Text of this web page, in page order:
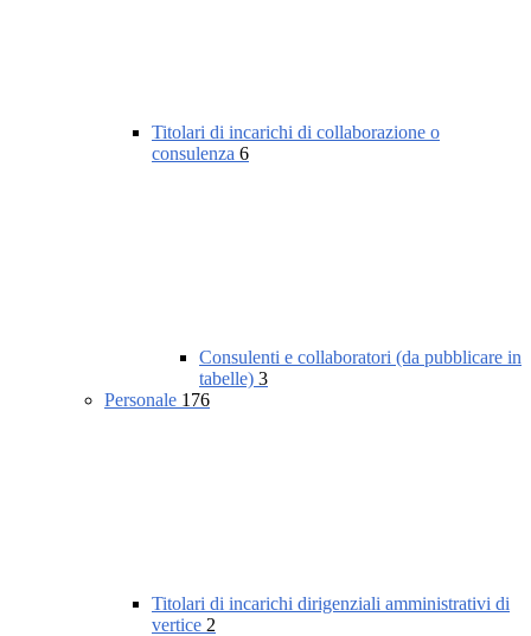
Titolari di incarichi di collaborazione o
consulenza 6
Consulenti e collaboratori (da pubblicare in
tabelle) 3
Personale 176
Titolari di incarichi dirigenziali amministrativi di
vertice 2